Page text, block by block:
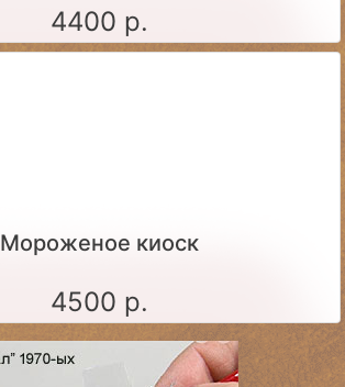
4400 р.
Мороженое киоск
4500 р.